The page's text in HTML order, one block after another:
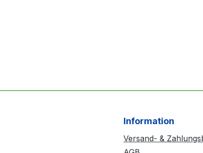
Information
Versand- &